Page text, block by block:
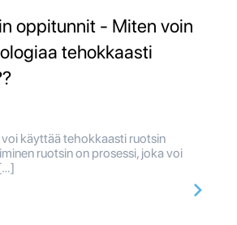
oppitunnit - Miten voin
tehokkaasti
käyttää tehokkaasti ruotsin
ruotsin on prosessi, joka voi